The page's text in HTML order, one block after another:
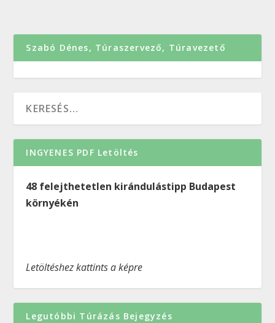
Szabó Dénes, Túraszervező, Túravezető
INGYENES PDF Letöltés
48 felejthetetlen kirándulástipp Budapest
környékén
Letöltéshez kattints a képre
Legutóbbi Túrázás Bejegyzés